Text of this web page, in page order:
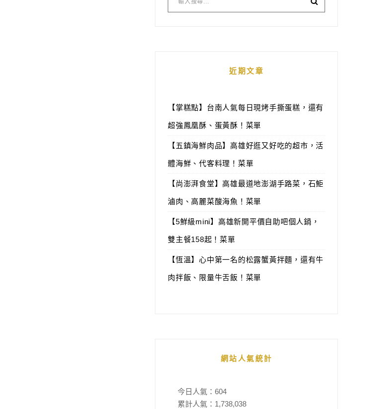
近期文章
【掌糕點】台南人氣每日現烤手撕蛋糕，還有
超強鳳凰酥、蛋黃酥！菜單
【五鎮海鮮肉品】高雄好逛又好吃的超市，活
體海鮮、代客料理！菜單
【尚澎湃食堂】高雄最道地澎湖手路菜，石鮔
滷肉、高麗菜酸海魚！菜單
【5鮮級mini】高雄新開平價自助吧個人鍋，
雙主餐158起！菜單
【恆溫】心中第一名的松露蟹黃拌麵，還有牛
肉拌飯、限量牛舌飯！菜單
網站人氣統計
今日人氣： 604
累計人氣： 1,738,038